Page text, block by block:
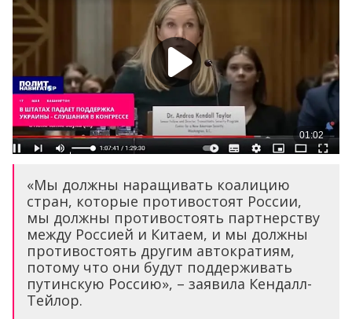
«Мы должны наращивать коалицию
стран, которые противостоят России,
мы должны противостоять партнерству
между Россией и Китаем, и мы должны
противостоять другим автократиям,
потому что они будут поддерживать
путинскую Россию», – заявила Кендалл-
Тейлор.